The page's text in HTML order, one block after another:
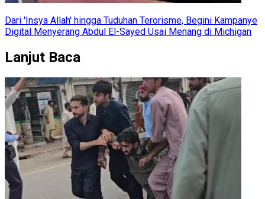
Dari 'Insya Allah' hingga Tuduhan Terorisme, Begini Kampanye
Digital Menyerang Abdul El-Sayed Usai Menang di Michigan
Lanjut Baca